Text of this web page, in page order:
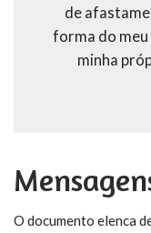
de
forma do meu
minha
O documento elenca